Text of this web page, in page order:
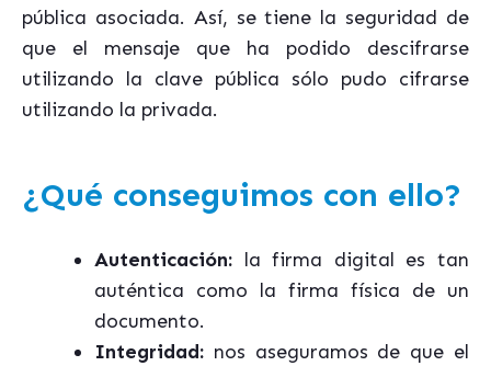
pública asociada. Así, se tiene la seguridad de
que el mensaje que ha podido descifrarse
utilizando la clave pública sólo pudo cifrarse
utilizando la privada.
¿Qué conseguimos con ello?
Autenticación: la firma digital es tan
auténtica como la firma física de un
documento.
Integridad: nos aseguramos de que el